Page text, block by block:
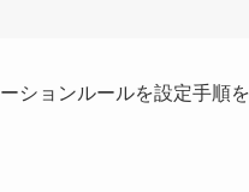
ションルールを設定手順